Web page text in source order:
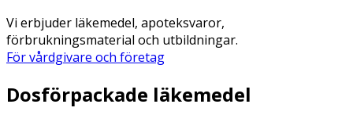
Vi erbjuder läkemedel, apoteksvaror,
förbrukningsmaterial och utbildningar.
För vårdgivare och företag
Dosförpackade läkemedel